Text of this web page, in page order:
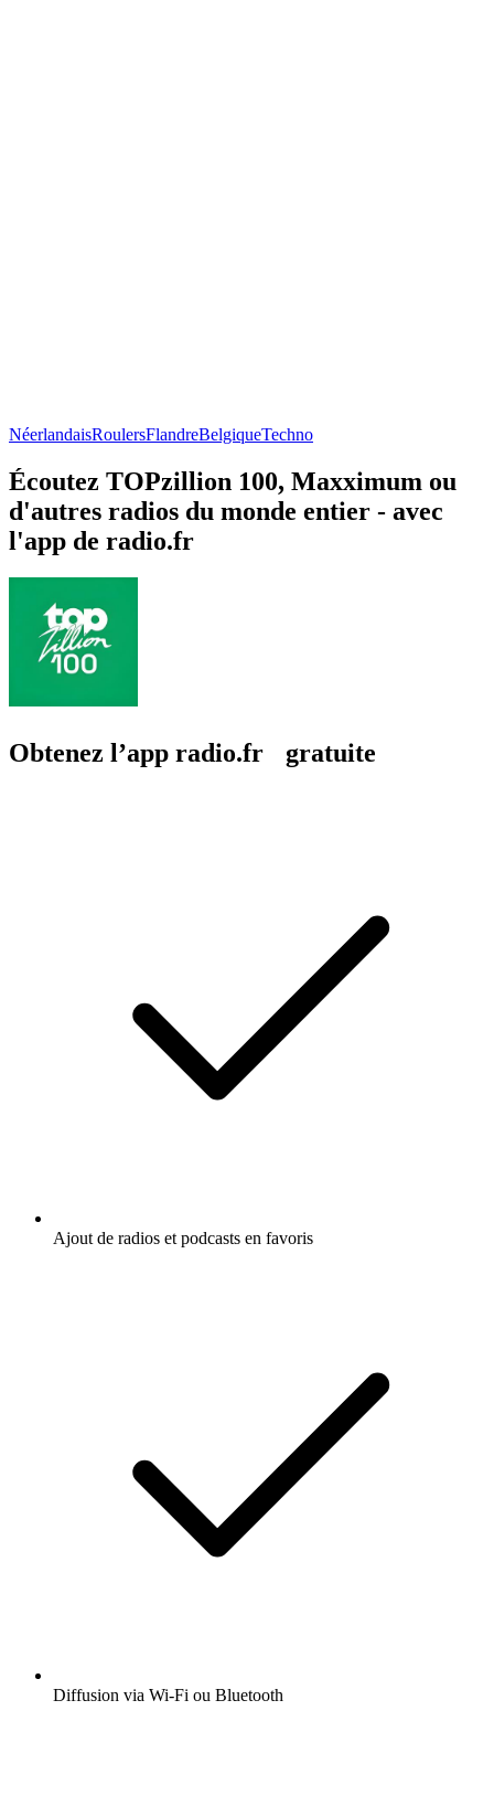
NéerlandaisRoulersFlandreBelgiqueTechno
Écoutez TOPzillion 100, Maxximum ou
d'autres radios du monde entier - avec
l'app de radio.fr
Obtenez l’app radio.fr gratuite
Ajout de radios et podcasts en favoris
Diffusion via Wi-Fi ou Bluetooth